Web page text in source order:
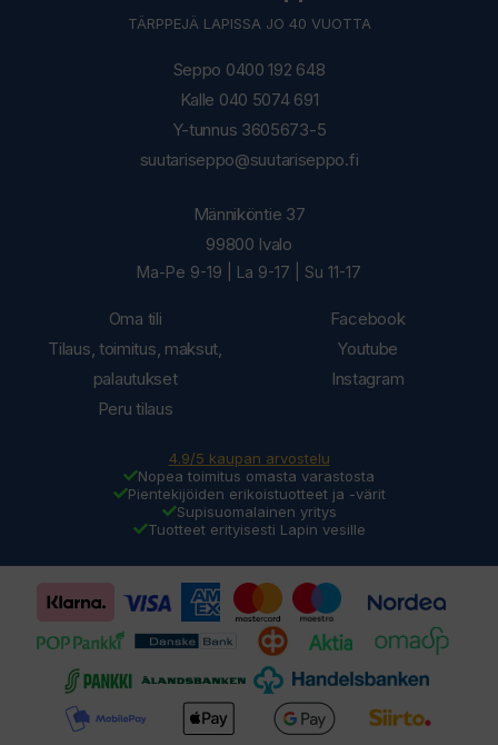
TÄRPPEJÄ LAPISSA JO 40 VUOTTA
Seppo 0400 192 648
Kalle 040 5074 691
Y-tunnus 3605673-5
suutariseppo@suutariseppo.fi
Oma tili
Tilaus, toimitus, maksut,
palautukset
Peru tilaus
Männiköntie 37
99800 Ivalo
Ma-Pe 9-19 | La 9-17 | Su 11-17
Facebook
Youtube
Instagram
4.9/5 kaupan arvostelu
Nopea toimitus omasta varastosta
Pientekijöiden erikoistuotteet ja -värit
Supisuomalainen yritys
Tuotteet erityisesti Lapin vesille